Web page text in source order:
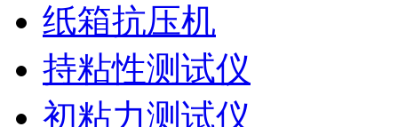
纸箱抗压机
持粘性测试仪
初粘力测试仪